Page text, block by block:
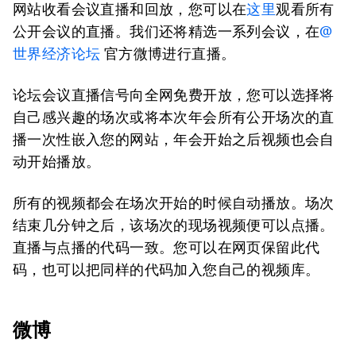
网站收看会议直播和回放，您可以在这里观看所有
公开会议的直播。我们还将精选一系列会议，在@
世界经济论坛 官方微博进行直播。
论坛会议直播信号向全网免费开放，您可以选择将
自己感兴趣的场次或将本次年会所有公开场次的直
播一次性嵌入您的网站，年会开始之后视频也会自
动开始播放。
所有的视频都会在场次开始的时候自动播放。场次
结束几分钟之后，该场次的现场视频便可以点播。
直播与点播的代码一致。您可以在网页保留此代
码，也可以把同样的代码加入您自己的视频库。
微博